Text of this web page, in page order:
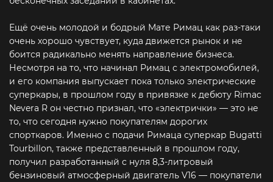
Ещё очень молодой и бодрый Мате Римац как раз-таки
очень хорошо чувствует, куда движется рынок и не
боится радикально менять направление бизнеса.
Несмотря на то, что начинал Римац с электромобилей,
и его компания выпускает пока только электрические
суперкары, в прошлом году в привязке к дебюту Rimac
Nevera R он честно признал, что «электрички» — это не
то, что сегодня нужно покупателям дорогих
спорткаров. Именно с подачи Римаца суперкар Bugatti
Tourbillon, также представленный в прошлом году,
получил разработанный с нуля 8,3-литровый
бензиновый атмосферный двигатель V16 — покупатели